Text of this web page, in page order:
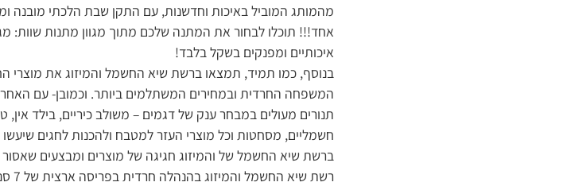
מהמותג המוביל באיכות וחדשנות, עם התקן שבת הלכתי מובנה
אחד!!! תוכלו לבחור את המתנה שלכם מתוך מגוון מתנות שוות:
איכותיים ומפנקים בשקל בלבד!
בנוסף, כמו תמיד, תמצאו ברשת שיא החשמל והמיזוג את מוצרי
המשפחה החרדית ובמחירים המשתלמים ביותר. וכמובן- עם
תנורים מעולים במבחר ענק של דגמים – משולב כיריים, בילד אין,
חשמליים, מסחטות וכל מוצרי העזר למטבח ולהכנות לחגים
ברשת שיא החשמל של והמיזוג חגיגה של מוצרים ומבצעים